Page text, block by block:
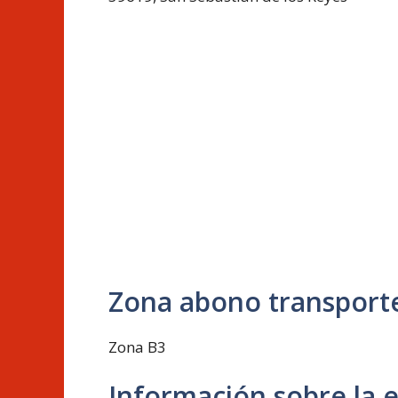
Zona abono
Zona B3